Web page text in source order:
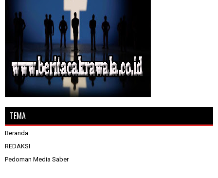
TEMA
Beranda
REDAKSI
Pedoman Media Saber